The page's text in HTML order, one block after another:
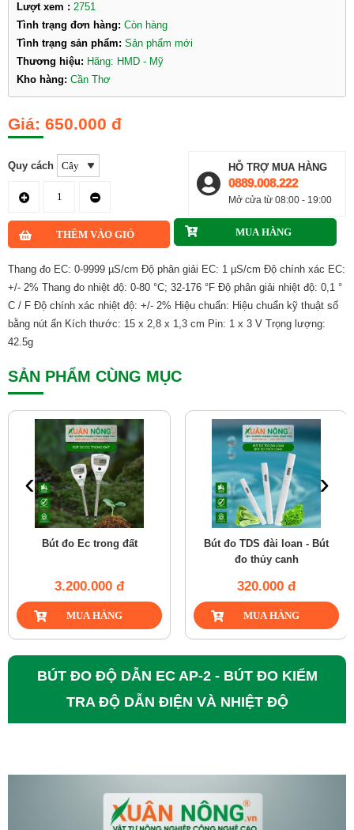
Lượt xem : 2751
Tình trạng đơn hàng: Còn hàng
Tình trạng sản phẩm: Sản phẩm mới
Thương hiệu: Hãng: HMD - Mỹ
Kho hàng: Cần Thơ
650.000 đ
Quy cách HỖ TRỢ MUA HÀNG
0889.008.222
Mở cửa từ 08:00 - 19:00
Thang đo EC: 0-9999 µS/cm Độ phân giải EC: 1 µS/cm Độ chính xác EC:
+/- 2% Thang đo nhiệt độ: 0-80 °C; 32-176 °F Độ phân giải nhiệt độ: 0,1 °
C / F Độ chính xác nhiệt độ: +/- 2% Hiệu chuẩn: Hiệu chuẩn kỹ thuật số
bằng nút ấn Kích thước: 15 x 2,8 x 1,3 cm Pin: 1 x 3 V Trọng lượng:
42.5g
SẢN PHẨM CÙNG MỤC
Bút đo Ec trong đất
3.200.000 đ
Bút đo TDS đài loan - Bút
đo thủy canh
320.000 đ
‹ ›
BÚT ĐO ĐỘ DẪN EC AP-2 - BÚT ĐO KIỂM
TRA ĐỘ DẪN ĐIỆN VÀ NHIỆT ĐỘ